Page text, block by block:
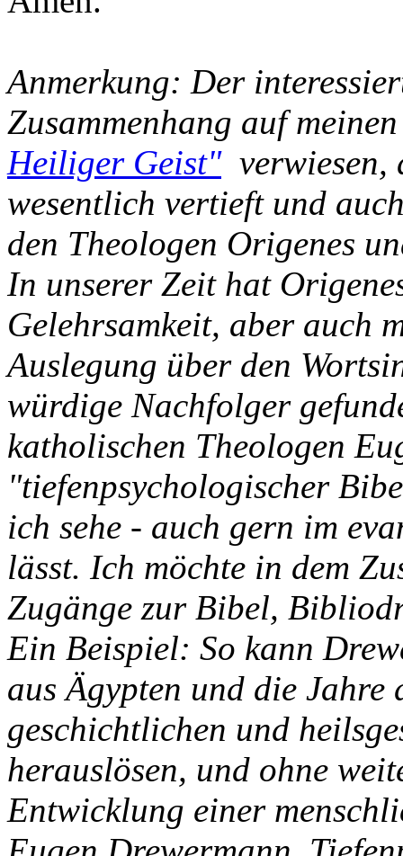
Anmerkung: Der
Zusammenhang auf
Heiliger Geist"verwiesen,
wesentlich vertieft und
den Theologen Origenes
In unserer Zeit hat
Gelehrsamkeit, aber auch
Auslegung über den
würdige Nachfolger
katholischen Theologen
"tiefenpsychologischer
ich sehe - auch gern im
lässt. Ich möchte in dem
Zugänge zur Bibel,
Ein Beispiel: So kann
aus Ägypten und die Jahre
geschichtlichen und
herauslösen, und ohne
Entwicklung einer